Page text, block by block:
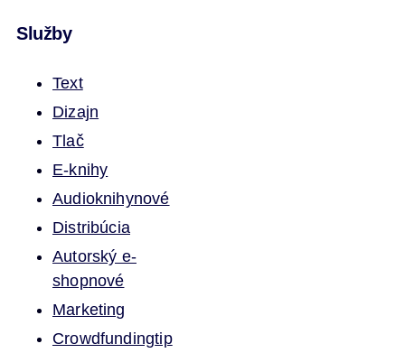
Služby
Text
Dizajn
Tlač
E-knihy
Audioknihynové
Distribúcia
Autorský e-
shopnové
Marketing
Crowdfundingtip